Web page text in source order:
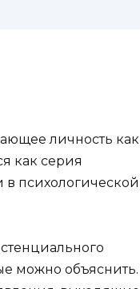
личность как
как серия
психологической
можно объяснить.